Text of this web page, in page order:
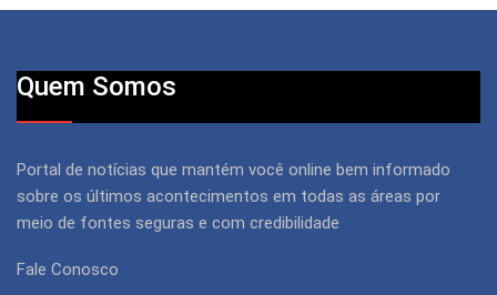
Quem Somos
Portal de notícias que mantém você online bem informado
sobre os últimos acontecimentos em todas as áreas por
meio de fontes seguras e com credibilidade
Fale Conosco